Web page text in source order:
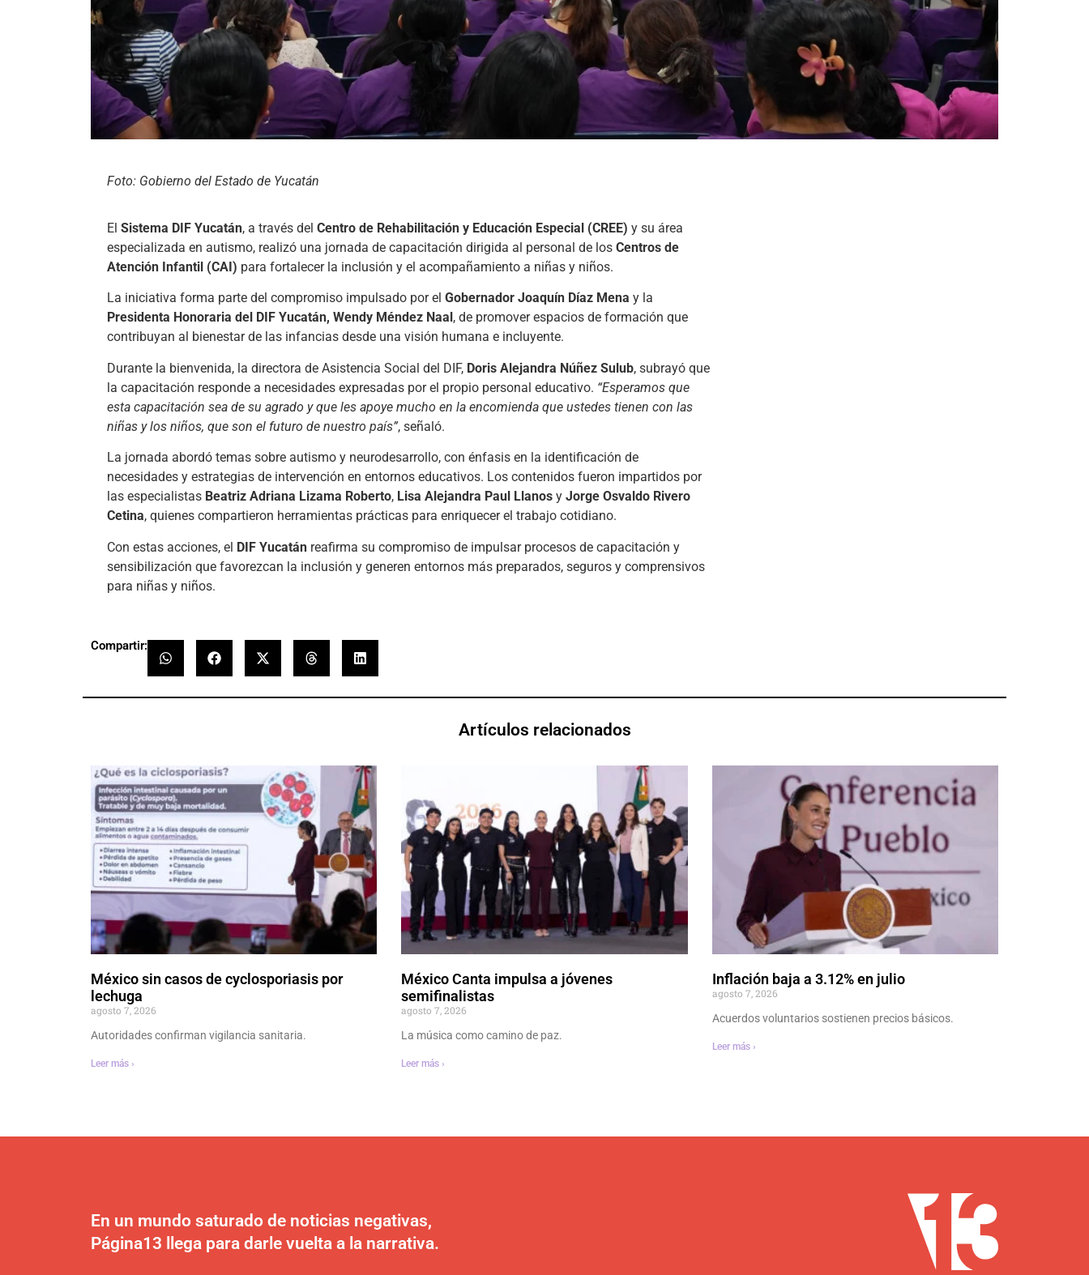
Foto: Gobierno del Estado de Yucatán
El Sistema DIF Yucatán, a través del Centro de Rehabilitación y Educación Especial (CREE) y su área
especializada en autismo, realizó una jornada de capacitación dirigida al personal de los Centros de
Atención Infantil (CAI) para fortalecer la inclusión y el acompañamiento a niñas y niños.
La iniciativa forma parte del compromiso impulsado por el Gobernador Joaquín Díaz Mena y la
Presidenta Honoraria del DIF Yucatán, Wendy Méndez Naal , de promover espacios de formación que
contribuyan al bienestar de las infancias desde una visión humana e incluyente.
Durante la bienvenida, la directora de Asistencia Social del DIF, Doris Alejandra Núñez Sulub, subrayó que
la capacitación responde a necesidades expresadas por el propio personal educativo. “Esperamos que
esta capacitación sea de su agrado y que les apoye mucho en la encomienda que ustedes tienen con las
niñas y los niños, que son el futuro de nuestro país”, señaló.
La jornada abordó temas sobre autismo y neurodesarrollo, con énfasis en la identificación de
necesidades y estrategias de intervención en entornos educativos. Los contenidos fueron impartidos por
las especialistas Beatriz Adriana Lizama Roberto, Lisa Alejandra Paul Llanos y Jorge Osvaldo Rivero
Cetina, quienes compartieron herramientas prácticas para enriquecer el trabajo cotidiano.
Con estas acciones, el DIF Yucatán reafirma su compromiso de impulsar procesos de capacitación y
sensibilización que favorezcan la inclusión y generen entornos más preparados, seguros y comprensivos
para niñas y niños.
Compartir:
Artículos relacionados
México sin casos de cyclosporiasis por
lechuga
agosto 7, 2026
Autoridades confirman vigilancia sanitaria.
Leer más ›
México Canta impulsa a jóvenes
semifinalistas
agosto 7, 2026
La música como camino de paz.
Leer más ›
Inflación baja a 3.12% en julio
agosto 7, 2026
Acuerdos voluntarios sostienen precios básicos.
Leer más ›
En un mundo saturado de noticias negativas,
Página13 llega para darle vuelta a la narrativa.